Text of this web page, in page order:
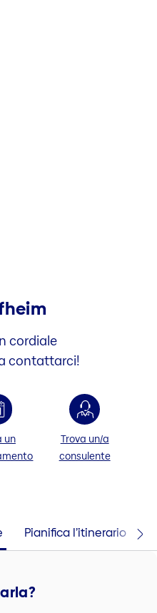
cordiale
contattarci!
un
Trova un/a
consulente
Pianifica l’itinerario